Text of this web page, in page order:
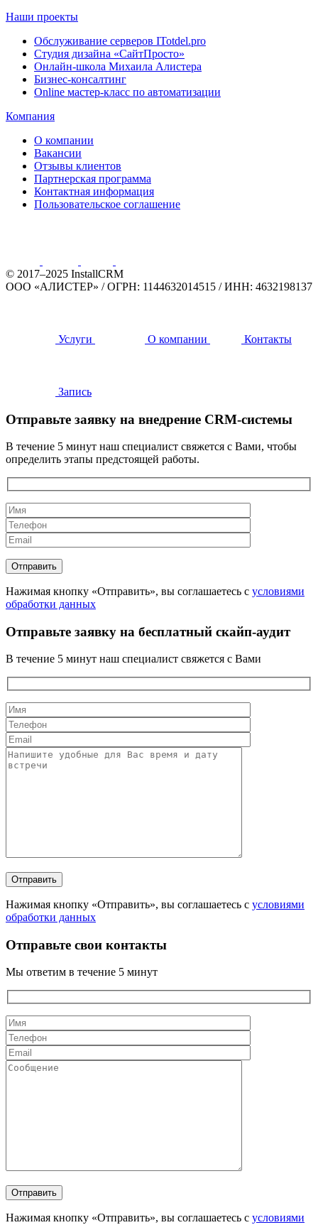
Наши проекты
Обслуживание серверов ITotdel.pro
Студия дизайна «СайтПросто»
Онлайн-школа Михаила Алистера
Бизнес-консалтинг
Online мастер-класс по автоматизации
Компания
О компании
Вакансии
Отзывы клиентов
Партнерская программа
Контактная информация
Пользовательское соглашение
© 2017–2025 InstallCRM
ООО «АЛИСТЕР» /ОГРН: 1144632014515 /ИНН: 4632198137
Услуги О компании Контакты
Запись
Отправьте заявку на внедрение CRM-системы
В течение 5 минут наш специалист свяжется с Вами, чтобы
определить этапы предстоящей работы.
Нажимая кнопку «Отправить», вы соглашаетесь с условиями
обработки данных
Отправьте заявку на бесплатный скайп-аудит
В течение 5 минут наш специалист свяжется с Вами
Нажимая кнопку «Отправить», вы соглашаетесь с условиями
обработки данных
Отправьте свои контакты
Мы ответим в течение 5 минут
Нажимая кнопку «Отправить», вы соглашаетесь с условиями